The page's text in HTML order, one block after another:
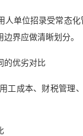
人单位招录受常态
界应做清晰划分。
的优劣对比
工成本、财税管理